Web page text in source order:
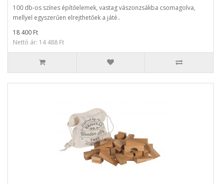
100 db-os színes építőelemek, vastag vászonzsákba csomagolva,
mellyel egyszerűen elrejthetőek a játé..
18 400 Ft
Nettó ár: 14 488 Ft